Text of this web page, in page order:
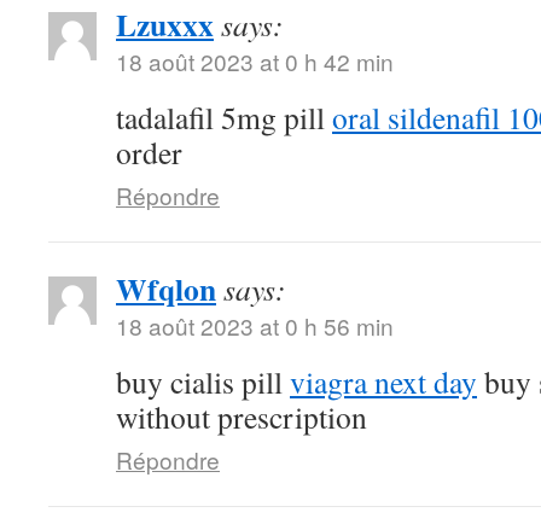
Lzuxxxsays:
18 août 2023 at 0 h 42 min
tadalafil 5mg pilloral sildenafil
order
Répondre
Wfqlonsays:
18 août 2023 at 0 h 56 min
buy cialis pillviagra next day buy
without prescription
Répondre